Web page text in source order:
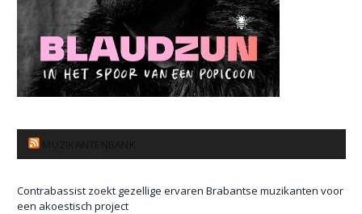
Contrabassist zoekt gezellige ervaren Brabantse muzikanten voor
een akoestisch project